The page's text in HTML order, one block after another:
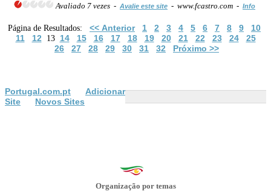
Avaliado 7 vezes - Avalie este site - www.fcastro.com - Info
Página de Resultados: << Anterior 1 2 3 4 5 6 7 8 9
10
11
12 13 14 15 16 17 18 19 20 21 22 23 24
25
26
27 28 29 30 31 32 Próximo >>
Portugal.com.pt
Adicionar
Site
Novos Sites
Organização por temas